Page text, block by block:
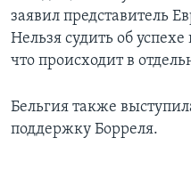
заявил представитель
Нельзя судить об
что происходит в
Бельгия также
поддержку Борреля.